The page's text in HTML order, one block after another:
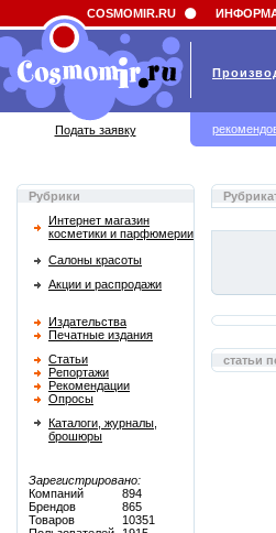
Field 'news_title' doesn't have a default value
Рубрики
Интернет магазин
косметики и парфюмерии
Салоны красоты
Акции и распродажи
Издательства
Печатные издания
Статьи
Репортажи
Рекомендации
Опросы
Каталоги, журналы,
брошюры
Зарегистрировано:
Компаний
894
Брендов
865
Товаров
10351
статьи
COSMOMIR.RU
Подать заявку